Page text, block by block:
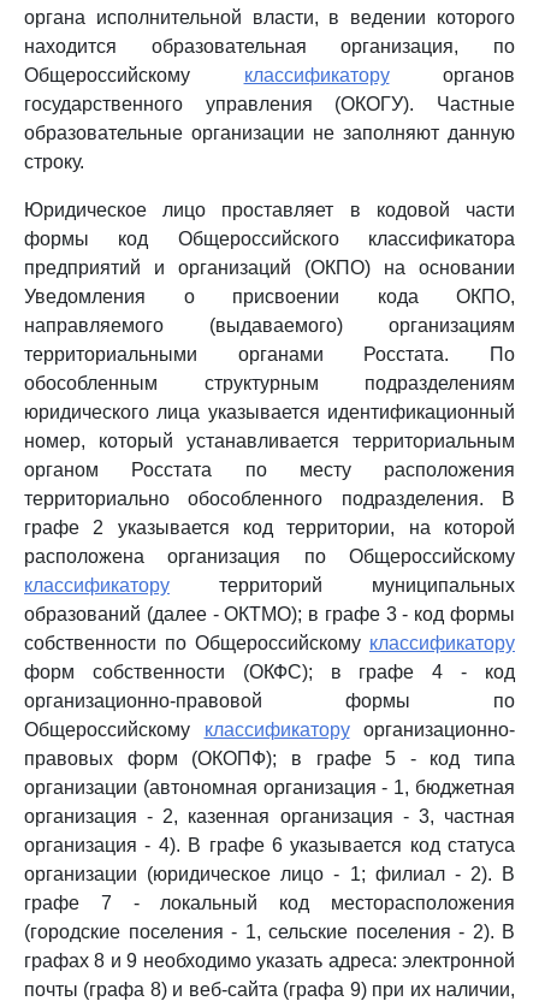
органа исполнительной власти, в ведении которого
находится образовательная организация, по
Общероссийскому классификаторуорганов
государственного управления (ОКОГУ). Частные
образовательные организации не заполняют данную
строку.
Юридическое лицо проставляет в кодовой части
формы код Общероссийского классификатора
предприятий и организаций (ОКПО) на основании
Уведомления о присвоении кода ОКПО,
направляемого (выдаваемого) организациям
территориальными органами Росстата. По
обособленным структурным подразделениям
юридического лица указывается идентификационный
номер, который устанавливается территориальным
органом Росстата по месту расположения
территориально обособленного подразделения. В
графе 2 указывается код территории, на которой
расположена организация по Общероссийскому
классификатору территорий муниципальных
образований (далее - ОКТМО); в графе 3 - код формы
собственности по Общероссийскому классификатору
форм собственности (ОКФС); в графе 4 - код
организационно-правовой формы по
Общероссийскому классификаторуорганизационно-
правовых форм (ОКОПФ); в графе 5 - код типа
организации (автономная организация - 1, бюджетная
организация - 2, казенная организация - 3, частная
организация - 4). В графе 6 указывается код статуса
организации (юридическое лицо - 1; филиал - 2). В
графе 7 - локальный код месторасположения
(городские поселения - 1, сельские поселения - 2). В
графах 8 и 9 необходимо указать адреса: электронной
почты (графа 8) и веб-сайта (графа 9) при их наличии,